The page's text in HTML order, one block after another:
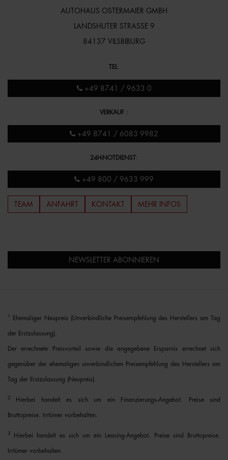
AUTOHAUS OSTERMAIER GMBH
LANDSHUTER STRASSE 9
84137 VILSBIBURG
TEL :
+49 8741 / 9633 0
VERKAUF :
+49 8741 / 6083 9982
24H-NOTDIENST:
+49 800 / 9633 999
TEAM ANFAHRT KONTAKT MEHR INFOS
NEWSLETTER ABONNIEREN
Ehemaliger Neupreis (Unverbindliche Preisempfehlung des Herstellers am Tag
der Erstzulassung).
Der errechnete Preisvorteil sowie die angegebene Ersparnis errechnet sich
gegenüber der ehemaligen unverbindlichen Preisempfehlung des Herstellers am
Tag der Erstzulassung (Neupreis).
2 Hierbei handelt es sich um ein Finanzierungs-Angebot. Preise sind
Bruttopreise. Irrtümer vorbehalten.
3 Hierbei handelt es sich um ein Leasing-Angebot. Preise sind Bruttopreise.
Irrtümer vorbehalten.